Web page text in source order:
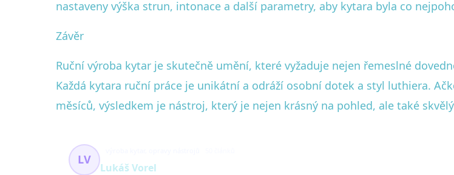
nastaveny výška strun, intonace a další parametry, aby kytara byla co
Závěr
Ruční výroba kytar je skutečně umění, které vyžaduje nejen řemeslné
Každá kytara ruční práce je unikátní a odráží osobní dotek a styl luthiera.
měsíců, výsledkem je nástroj, který je nejen krásný na pohled, ale také
LV
Lukáš Vorel